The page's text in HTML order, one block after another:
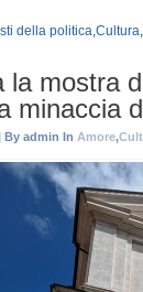
della politica,Cultura,
la mostra
minaccia
By admin In Amore,